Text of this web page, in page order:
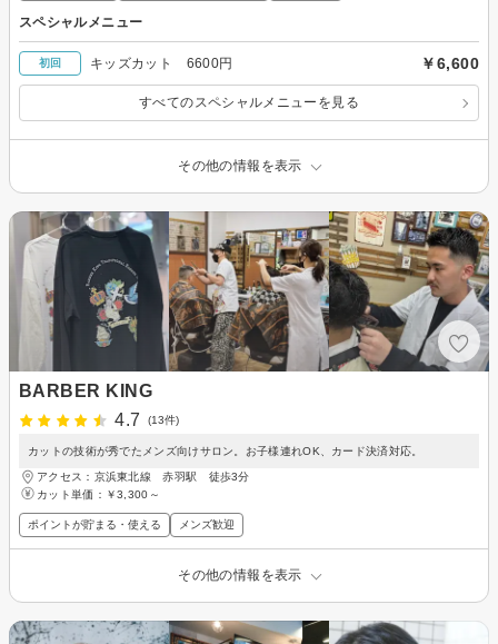
スペシャルメニュー
初回 キッズカット 6600円 ￥6,600
すべてのスペシャルメニューを見る
その他の情報を表示
BARBER KING
4.7
(13件)
カットの技術が秀でたメンズ向けサロン。お子様連れOK、カード決済対応。
アクセス：京浜東北線 赤羽駅 徒歩3分
カット単価： ￥3,300～
ポイントが貯まる・使える メンズ歓迎
その他の情報を表示